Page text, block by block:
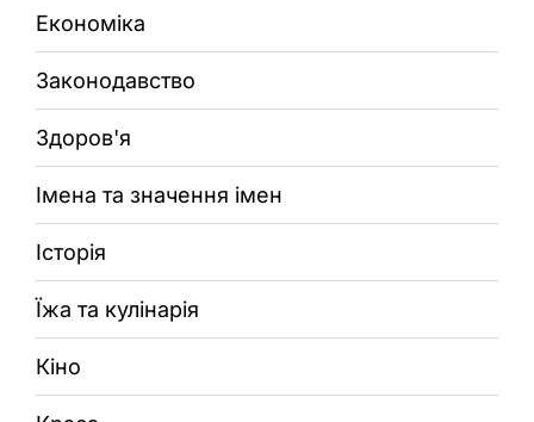
Економіка
Законодавство
Здоров'я
Імена та значення імен
Історія
Їжа та кулінарія
Кіно